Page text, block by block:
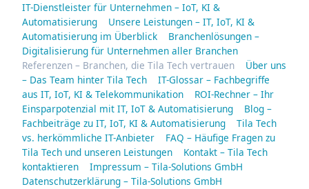
IT-Dienstleister für Unternehmen – IoT, KI &
Automatisierung
Unsere Leistungen – IT, IoT, KI &
Automatisierung im Überblick
Branchenlösungen –
Digitalisierung für Unternehmen aller Branchen
Referenzen – Branchen, die Tila Tech vertrauen
Über uns
– Das Team hinter Tila Tech
IT-Glossar – Fachbegriffe
aus IT, IoT, KI & Telekommunikation
ROI-Rechner – Ihr
Einsparpotenzial mit IT, IoT & Automatisierung
Blog –
Fachbeiträge zu IT, IoT, KI & Automatisierung
Tila Tech
vs. herkömmliche IT-Anbieter
FAQ – Häufige Fragen zu
Tila Tech und unseren Leistungen
Kontakt – Tila Tech
kontaktieren
Impressum – Tila-Solutions GmbH
Datenschutzerklärung – Tila-Solutions GmbH